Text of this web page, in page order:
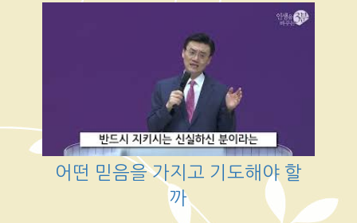
어떤 믿음을 가지고 기도해야 할
까